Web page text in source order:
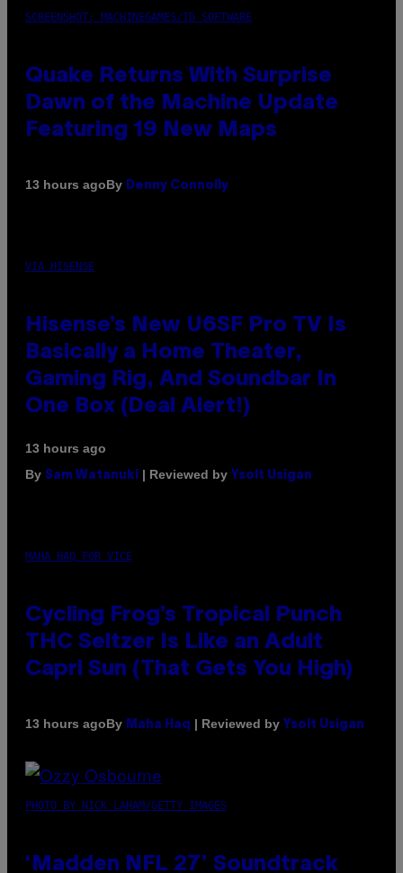
SCREENSHOT: MACHINEGAMES/ID SOFTWARE
Quake Returns With Surprise
Dawn of the Machine Update
Featuring 19 New Maps
13 hours agoBy Denny Connolly
VIA HISENSE
Hisense’s New U6SF Pro TV Is
Basically a Home Theater,
Gaming Rig, And Soundbar In
One Box (Deal Alert!)
13 hours ago
By Sam Watanuki | Reviewed by Ysolt Usigan
MAHA HAQ FOR VICE
Cycling Frog’s Tropical Punch
THC Seltzer Is Like an Adult
Capri Sun (That Gets You High)
13 hours agoBy Maha Haq | Reviewed by Ysolt Usigan
PHOTO BY NICK LAHAM/GETTY IMAGES
‘Madden NFL 27’ Soundtrack